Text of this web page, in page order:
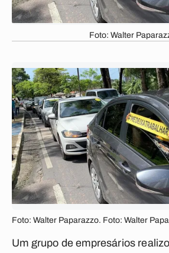
Foto: Walter
Foto: Walter Paparazzo. Foto: Walter
Um grupo de empresários